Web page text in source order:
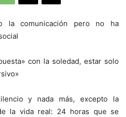
la comunicación pero no ha
con la soledad, estar solo
y nada más, excepto la
la vida real: 24 horas que se